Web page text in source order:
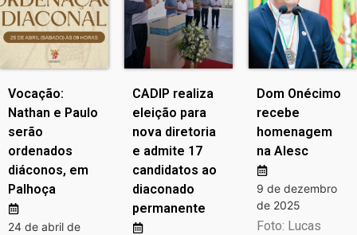
Vocação:
Nathan e Paulo
serão
ordenados
diáconos, em
Palhoça
24 de abril de
CADIP realiza
eleição para
nova diretoria
e admite 17
candidatos ao
diaconado
permanente
Dom Onécimo
recebe
homenagem
na Alesc
9 de dezembro
de 2025
Foto: Lucas